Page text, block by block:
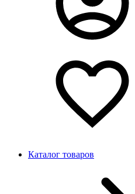
Каталог товаров